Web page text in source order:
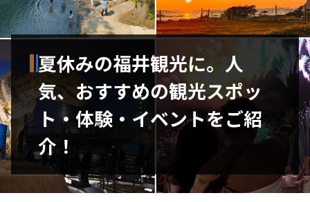
夏休みの福井観光に。人
気、おすすめの観光スポッ
ト・体験・イベントをご紹
介！